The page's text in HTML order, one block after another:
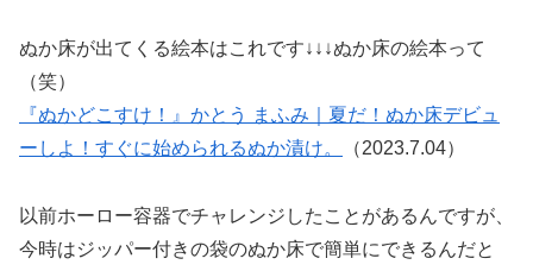
ぬか床が出てくる絵本はこれです↓↓↓ぬか床の絵本って
（笑）
『ぬかどこすけ！』かとう まふみ｜夏だ！ぬか床デビュ
ーしよ！すぐに始められるぬか漬け。
（2023.7.04）
以前ホーロー容器でチャレンジしたことがあるんですが、
今時はジッパー付きの袋のぬか床で簡単にできるんだと